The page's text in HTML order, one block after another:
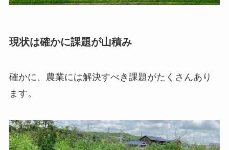
現状は確かに課題が山積み
確かに、農業には解決すべき課題がたくさんあり
ます。